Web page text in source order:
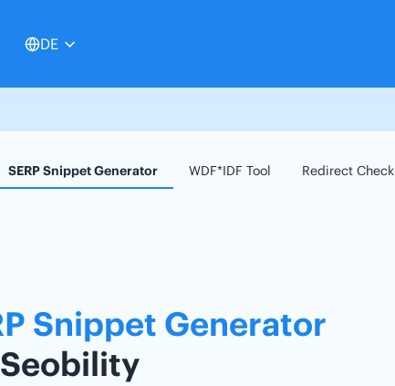
DE
SERP Snippet Generator WDF*IDF Tool Redirect Check
Snippet Generator